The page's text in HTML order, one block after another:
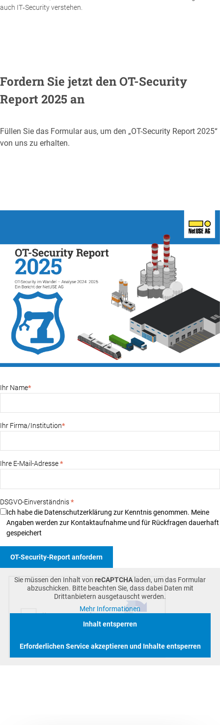
auch IT‑Security verstehen.
Fordern Sie jetzt den OT-Security
Report 2025 an
Füllen Sie das Formular aus, um den „OT-Security Report 2025“
von uns zu erhalten.
Ihr Name*
Ihr Firma/Institution*
Ihre E-Mail-Adresse*
DSGVO-Einverständnis*
Ich habe die Datenschutzerklärung zur Kenntnis genommen. Meine
Angaben werden zur Kontaktaufnahme und für Rückfragen dauerhaft
gespeichert
Sie müssen den Inhalt von reCAPTCHA laden, um das Formular
abzuschicken. Bitte beachten Sie, dass dabei Daten mit
Drittanbietern ausgetauscht werden.
Mehr Informationen
Inhalt entsperren
Erforderlichen Service akzeptieren und Inhalte entsperren